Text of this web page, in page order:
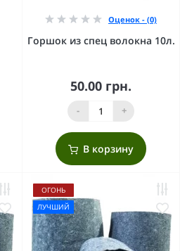
Оценок - (0)
Горшок из спец волокна 10л.
50.00 грн.
- +
В корзину
ОГОНЬ
ЛУЧШИЙ